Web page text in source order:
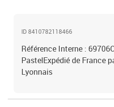
ID 8410782118466
Référence Interne :
PastelExpédié de France
Lyonnais